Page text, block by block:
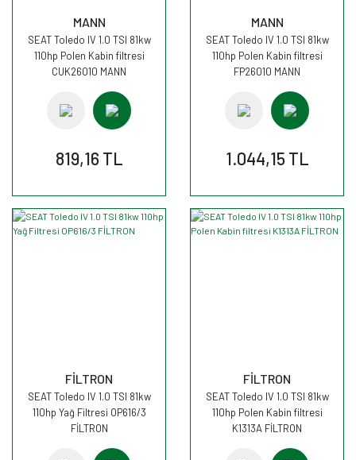
MANN
SEAT Toledo IV 1.0 TSI 81kw
110hp Polen Kabin filtresi
CUK26010 MANN
819,16 TL
MANN
SEAT Toledo IV 1.0 TSI 81kw
110hp Polen Kabin filtresi
FP26010 MANN
1.044,15 TL
FİLTRON
SEAT Toledo IV 1.0 TSI 81kw
110hp Yağ Filtresi OP616/3
FİLTRON
FİLTRON
SEAT Toledo IV 1.0 TSI 81kw
110hp Polen Kabin filtresi
K1313A FİLTRON